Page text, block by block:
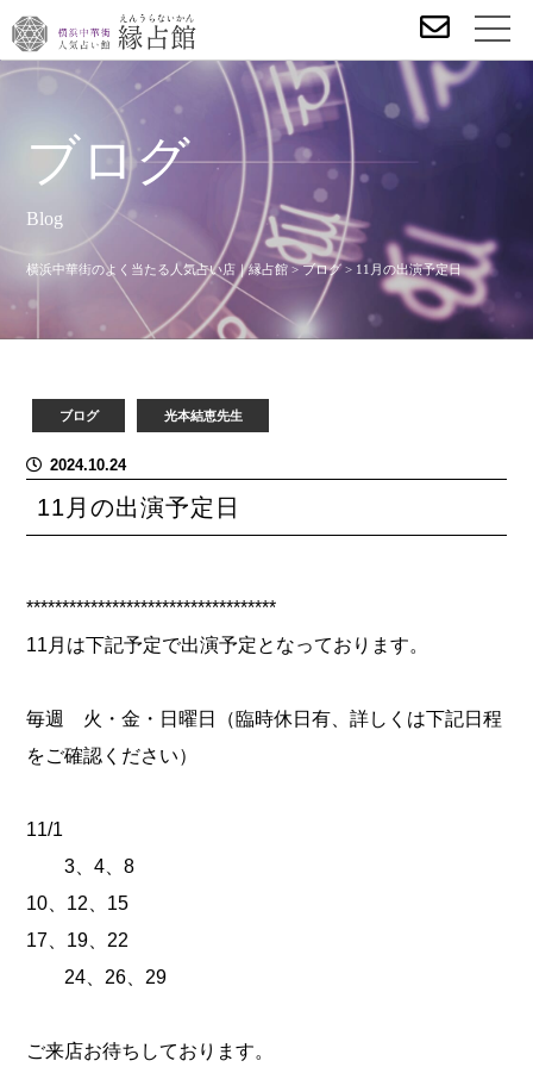
ブログ
Blog
横浜中華街のよく当たる人気占い店｜縁占館 >ブログ> 11月の出演予定日
ブログ 光本結恵先生
2024.10.24
11月の出演予定日
***********************************
11月は下記予定で出演予定となっております。
毎週 火・金・日曜日（臨時休日有、詳しくは下記日程
をご確認ください）
11/1
3、4、8
10、12、15
17、19、22
24、26、29
ご来店お待ちしております。